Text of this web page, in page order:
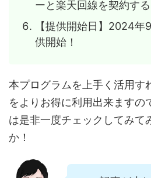
ーと楽天回線を契約する
【提供開始日】2024年
供開始！
本プログラムを上手く活用す
をよりお得に利用出来ますの
は是非一度チェックしてみて
か！